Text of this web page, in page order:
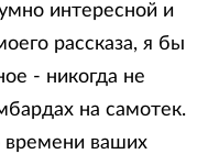
интересной и
рассказа, я бы
- никогда не
на самотек.
времени ваших